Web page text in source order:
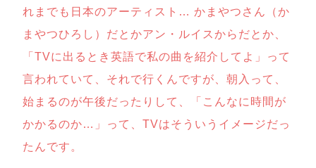
れまでも日本のアーティスト… かまやつさん（か
まやつひろし）だとかアン・ルイスからだとか、
「TVに出るとき英語で私の曲を紹介してよ」って
言われていて、それで行くんですが、朝入って、
始まるのが午後だったりして、「こんなに時間が
かかるのか…」って、TVはそういうイメージだっ
たんです。